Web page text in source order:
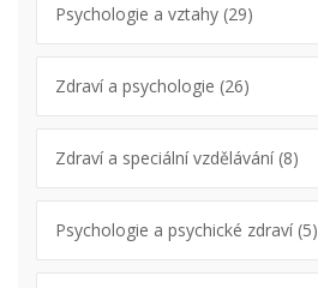
Psychologie a vztahy (29)
Zdraví a psychologie (26)
Zdraví a speciální vzdělávání(8)
Psychologie a psychické zdraví(5)